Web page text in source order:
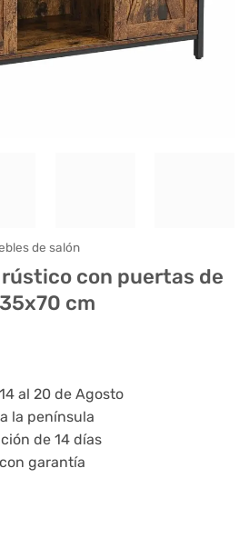
de salón
con puertas de
cm
al 20 de Agosto
la península
de 14 días
garantía